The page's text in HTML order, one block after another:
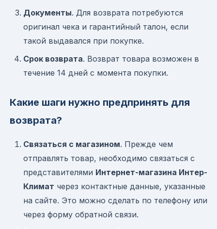
Документы. Для возврата потребуются
оригинал чека и гарантийный талон, если
такой выдавался при покупке.
Срок возврата. Возврат товара возможен в
течение 14 дней с момента покупки.
Какие шаги нужно предпринять для
возврата?
Связаться с магазином. Прежде чем
отправлять товар, необходимо связаться с
представителями Интернет-магазина Интер-
Климат через контактные данные, указанные
на сайте. Это можно сделать по телефону или
через форму обратной связи.